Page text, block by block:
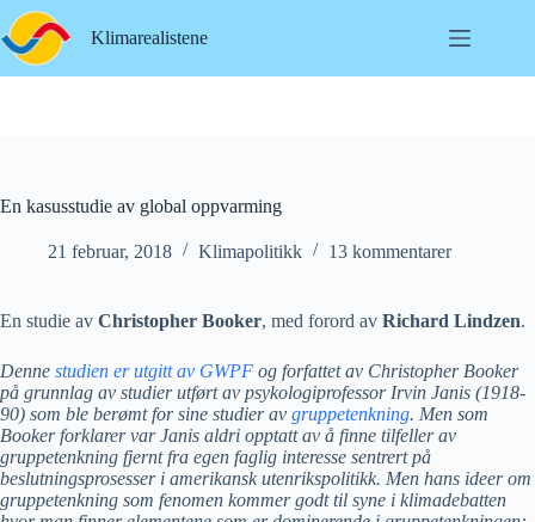
Hopp
til
innholdet
Klimarealistene
En kasusstudie av global oppvarming
21 februar, 2018 Klimapolitikk 13 kommentarer
En studie av Christopher Booker, med forord av Richard Lindzen.
Denne studien er utgitt av GWPF og forfattet av Christopher Booker
på grunnlag av studier utført av psykologiprofessor Irvin Janis (1918-
90) som ble berømt for sine studier av gruppetenkning. Men som
Booker forklarer var Janis aldri opptatt av å finne tilfeller av
gruppetenkning fjernt fra egen faglig interesse sentrert på
beslutningsprosesser i amerikansk utenrikspolitikk. Men hans ideer om
gruppetenkning som fenomen kommer godt til syne i klimadebatten